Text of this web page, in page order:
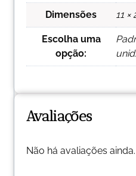
Dimensões 11 ×
Escolha uma
opção:
Avaliações
Não há avaliações ainda.